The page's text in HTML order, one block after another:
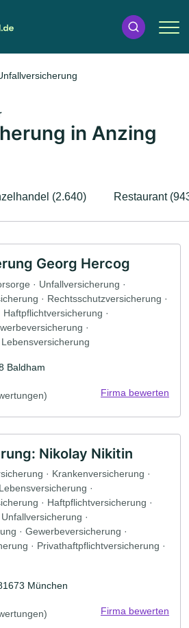
in Anzing
(2.640) Restaurant
Georg Hercog
· Unfallversicherung ·
· Rechtsschutzversicherung ·
·
·
Baldham
Firma bewerten
Nikolay Nikitin
· Krankenversicherung ·
·
· Haftpflichtversicherung ·
·
· Gewerbeversicherung ·
· Privathaftpflichtversicherung ·
München
Firma bewerten